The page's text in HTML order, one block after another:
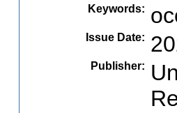
Keywords:
Issue Date:
Publisher: